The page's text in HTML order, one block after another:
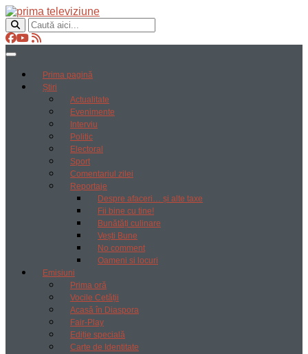
Prima pagină
Știri
Actualitate
Evenimente
Interviu
Politic
Electoral
Sport
Comentariul zilei
Reportaje
Despre afaceri… și alte taxe
Fii bine cu tine!
Bunătăți culinare
Vești Bune
No comment
Oameni si locuri
Emisiuni
Prima oră
Vocile Cetății
Acasă în Diaspora
Fair-Play
Ediție specială
Carte de Identitate